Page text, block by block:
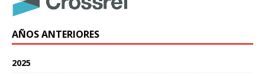
AÑOS ANTERIORES
2025